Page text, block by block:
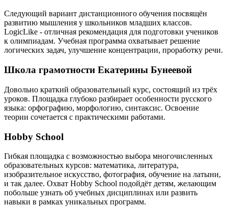
Следующий вариант дистанционного обучения посвящён
развитию мышления у школьников младших классов.
LogicLike - отличная рекомендация для подготовки учеников
к олимпиадам. Учебная программа охватывает решение
логических задач, улучшение концентрации, проработку речи.
Школа грамотности Екатерины Бунеевой
Довольно краткий образовательный курс, состоящий из трёх
уроков. Площадка глубоко разбирает особенности русского
языка: орфографию, морфологию, синтаксис. Освоение
теории сочетается с практическими работами.
Hobby School
Гибкая площадка с возможностью выбора многочисленных
образовательных курсов: математика, литература,
изобразительное искусство, фотография, обучение на латыни,
и так далее. Охват Hobby School подойдёт детям, желающим
побольше узнать об учебных дисциплинах или развить
навыки в рамках уникальных программ.